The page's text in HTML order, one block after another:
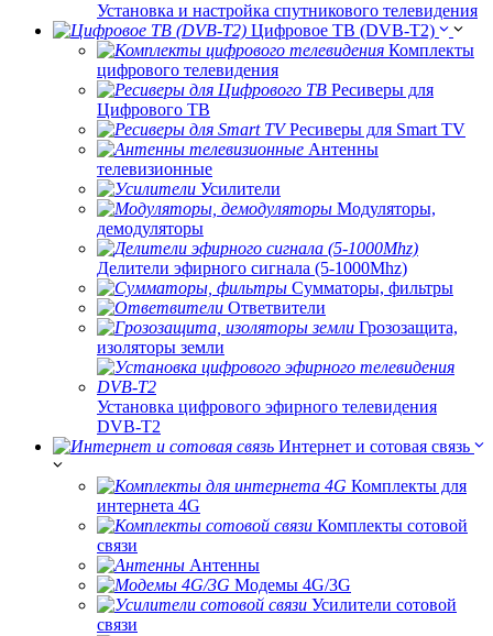
Установка и настройка спутникового телевидения
Цифровое ТВ (DVB-T2)
Комплекты
цифрового телевидения
Ресиверы для
Цифрового ТВ
Ресиверы для Smart TV
Антенны
телевизионные
Усилители
Модуляторы,
демодуляторы
Делители эфирного сигнала (5-1000Mhz)
Сумматоры, фильтры
Ответвители
Грозозащита,
изоляторы земли
Установка цифрового эфирного телевидения
DVB-T2
Интернет и сотовая связь
Комплекты для
интернета 4G
Комплекты сотовой
связи
Антенны
Модемы 4G/3G
Усилители сотовой
связи